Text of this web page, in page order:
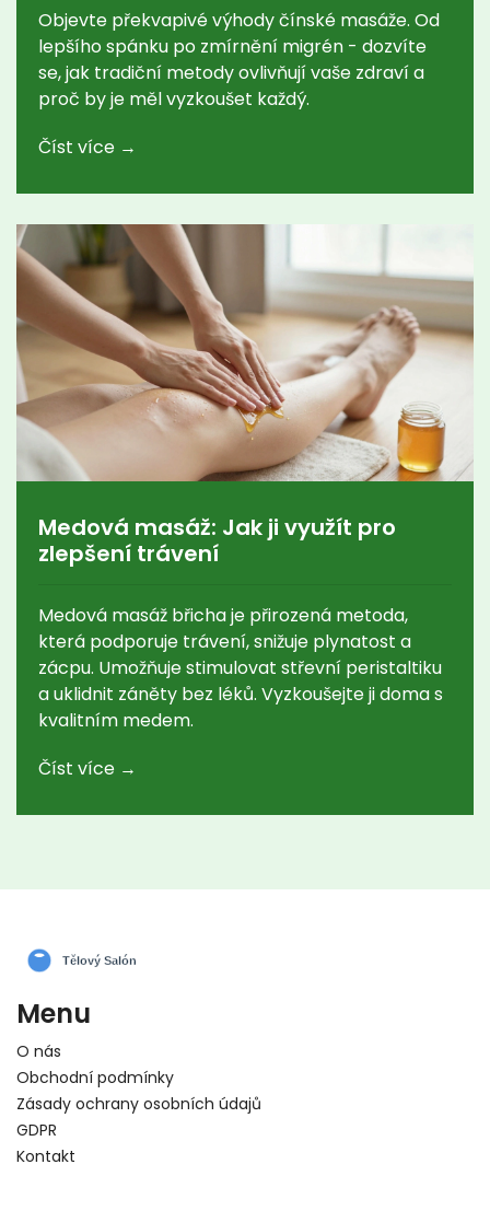
Objevte překvapivé výhody čínské masáže. Od
lepšího spánku po zmírnění migrén - dozvíte
se, jak tradiční metody ovlivňují vaše zdraví a
proč by je měl vyzkoušet každý.
Číst více →
Medová masáž: Jak ji využít pro
zlepšení trávení
Medová masáž břicha je přirozená metoda,
která podporuje trávení, snižuje plynatost a
zácpu. Umožňuje stimulovat střevní peristaltiku
a uklidnit záněty bez léků. Vyzkoušejte ji doma s
kvalitním medem.
Číst více →
Menu
O nás
Obchodní podmínky
Zásady ochrany osobních údajů
GDPR
Kontakt